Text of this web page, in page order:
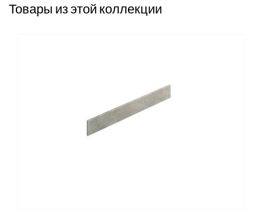
Товары из этой коллекции